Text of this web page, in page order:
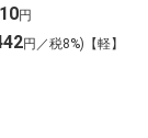
円
円／税8%)【軽】